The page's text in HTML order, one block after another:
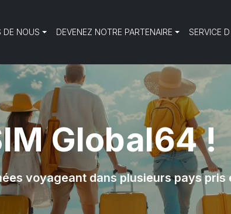
DE NOUS DEVENEZ NOTRE PARTENAIRE SERVICE
Global64 !
voyageant dans plusieurs pays pris